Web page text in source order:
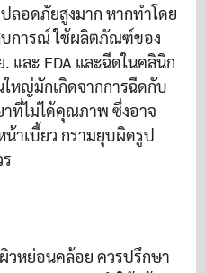
ลอดภัยสูงมาก หากทำโดย
การณ์ ใช้ผลิตภัณฑ์ของ
และ FDA และฉีดในคลินิก
หญ่มักเกิดจากการฉีดกับ
าที่ไม่ได้คุณภาพ ซึ่งอาจ
น้าเบี้ยว กรามยุบผิดรูป
วหย่อนคล้อย ควรปรึกษา